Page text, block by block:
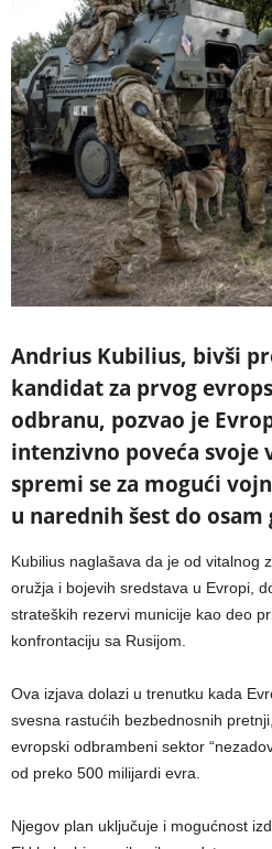
Andrius Kubilius, bivši
kandidat za prvog
odbranu, pozvao je
intenzivno poveća svoje
spremi se za mogući
u narednih šest do osam
Kubilius naglašava da je od vitalnog
oružja i bojevih sredstava u Evropi,
strateških rezervi municije kao deo
konfrontaciju sa Rusijom.
Ova izjava dolazi u trenutku kada
svesna rastućih bezbednosnih
evropski odbrambeni sektor
od preko 500 milijardi evra.
Njegov plan uključuje i mogućnost